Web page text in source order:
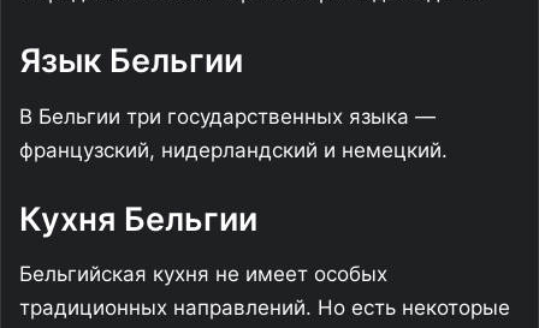
Язык Бельгии
В Бельгии три государственных языка —
французский, нидерландский и немецкий.
Кухня Бельгии
Бельгийская кухня не имеет особых
традиционных направлений. Но есть некоторые